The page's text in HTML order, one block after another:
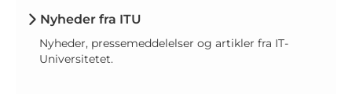
Nyheder fra ITU
Nyheder, pressemeddelelser og artikler fra IT-
Universitetet.